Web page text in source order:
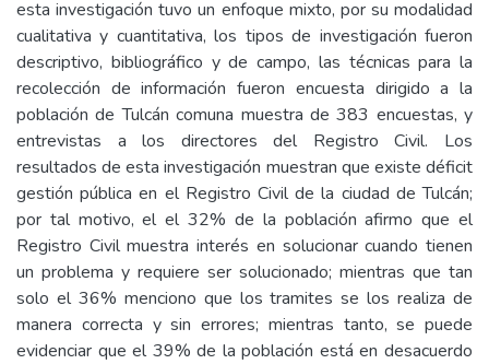
esta investigación tuvo un enfoque mixto, por su modalidad
cualitativa y cuantitativa, los tipos de investigación fueron
descriptivo, bibliográfico y de campo, las técnicas para la
recolección de información fueron encuesta dirigido a la
población de Tulcán comuna muestra de 383 encuestas, y
entrevistas a los directores del Registro Civil. Los
resultados de esta investigación muestran que existe déficit
gestión pública en el Registro Civil de la ciudad de Tulcán;
por tal motivo, el el 32% de la población afirmo que el
Registro Civil muestra interés en solucionar cuando tienen
un problema y requiere ser solucionado; mientras que tan
solo el 36% menciono que los tramites se los realiza de
manera correcta y sin errores; mientras tanto, se puede
evidenciar que el 39% de la población está en desacuerdo